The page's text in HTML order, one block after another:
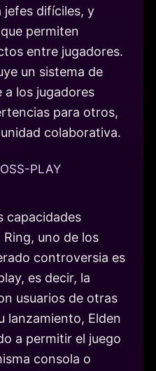
jefes difíciles, y
permiten
entre jugadores.
un sistema de
a los jugadores
para otros,
colaborativa.
PLAY
capacidades
uno de los
controversia es
es decir, la
usuarios de otras
lanzamiento, Elden
a permitir el juego
consola o